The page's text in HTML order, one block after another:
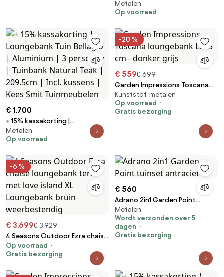
Loungebank Tuin Apple Bee |
Aluminium | 2 personen |
kussens | Kees Smit
Tuinmeubelen
Metalen
Op voorraad
€ 1.700
+ 15% kassakorting |
Loungebank Tuin Bellagio |
Aluminium | 3 personen |
| Incl. kussens | Kees Smit
Tuinmeubelen
Metalen
Op voorraad
-20 %
€ 559€ 699
Garden Impressions Toscana
loungebank L225 cm - donker
grijs
Kunststof, metalen
Op voorraad
Gratis bezorging
-6 %
€ 3.699€ 3.929
4 Seasons Outdoor Ezra chaise
loungebank terre met love
island XL Loungebank bruin
Op voorraad
Gratis bezorging
€ 560
Adrano 2in1 Garden Point
tuinset antraciet
Metalen
Wordt verzonden over 5
dagen
Gratis bezorging